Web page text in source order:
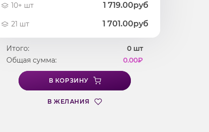
10+ шт 1 719.00руб
21 шт 1 701.00руб
Итого: 0 шт
Общая сумма:
0.00₽
В КОРЗИНУ
В ЖЕЛАНИЯ